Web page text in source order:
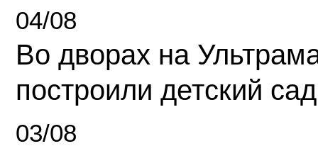
04/08
Во дворах на
построили детский сад
03/08